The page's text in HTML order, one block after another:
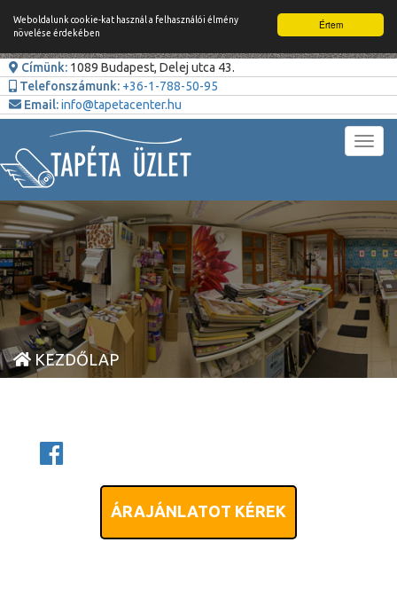
Értem
Weboldalunk cookie-kat használ a felhasználói élmény
növelése érdekében
Címünk: 1089 Budapest, Delej utca 43.
Telefonszámunk: +36-1-788-50-95
Email:info@tapetacenter.hu
KEZDŐLAP
ÁRAJÁNLATOT KÉREK